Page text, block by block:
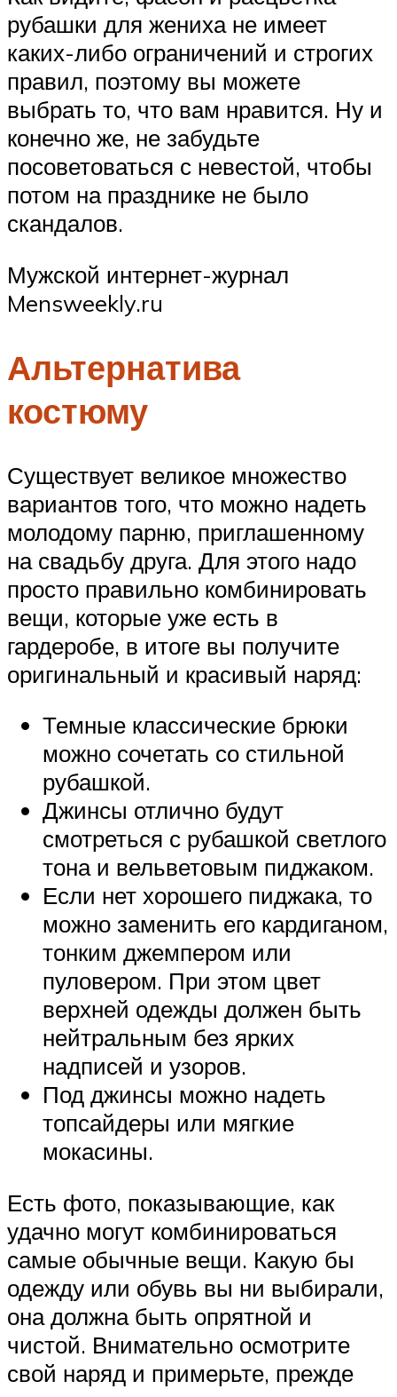
рубашки для жениха не имеет
каких-либо ограничений и строгих
правил, поэтому вы можете
выбрать то, что вам нравится. Ну и
конечно же, не забудьте
посоветоваться с невестой, чтобы
потом на празднике не было
скандалов.
Мужской интернет-журнал
Mensweekly.ru
Альтернатива
костюму
Существует великое множество
вариантов того, что можно надеть
молодому парню, приглашенному
на свадьбу друга. Для этого надо
просто правильно комбинировать
вещи, которые уже есть в
гардеробе, в итоге вы получите
оригинальный и красивый наряд:
Темные классические брюки
можно сочетать со стильной
рубашкой.
Джинсы отлично будут
смотреться с рубашкой светлого
тона и вельветовым пиджаком.
Если нет хорошего пиджака, то
можно заменить его кардиганом,
тонким джемпером или
пуловером. При этом цвет
верхней одежды должен быть
нейтральным без ярких
надписей и узоров.
Под джинсы можно надеть
топсайдеры или мягкие
мокасины.
Есть фото, показывающие, как
удачно могут комбинироваться
самые обычные вещи. Какую бы
одежду или обувь вы ни выбирали,
она должна быть опрятной и
чистой. Внимательно осмотрите
свой наряд и примерьте, прежде